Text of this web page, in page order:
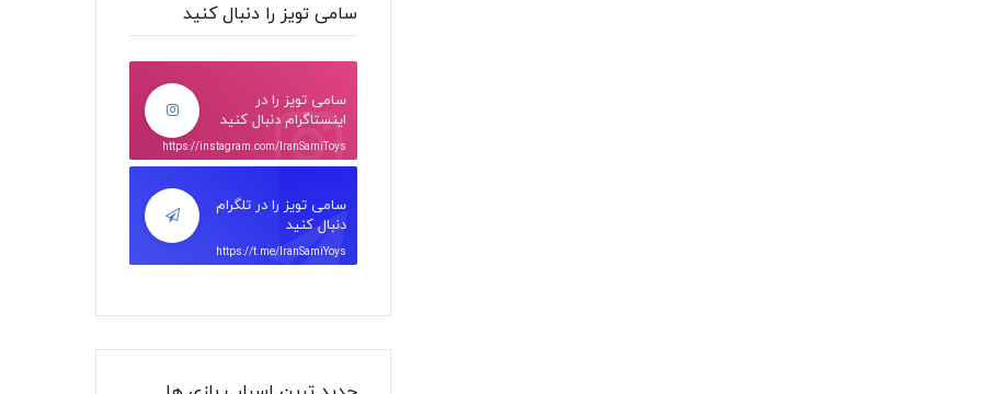
سامی تویز را دنبال کنید
سامی تویز را در
اینستاگرام دنبال کنید
https://instagram.com/IranSamiToys
سامی تویز را در تلگرام
دنبال کنید
https://t.me/IranSamiYoys